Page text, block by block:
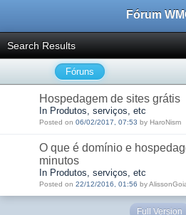
Fórum
Search Results
Fóruns
Hospedagem de sites grátis
In Produtos, serviços, etc
Posted on 06/02/2017, 07:53 by HaroNism
O que é domínio e
minutos
In Produtos, serviços, etc
Posted on 22/12/2016, 01:56 by
Full Version